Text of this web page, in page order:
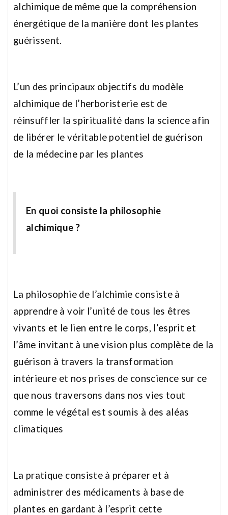
alchimique de même que la compréhension
énergétique de la manière dont les plantes
guérissent.
L’un des principaux objectifs du modèle
alchimique de l’herboristerie est de
réinsuffler la spiritualité dans la science afin
de libérer le véritable potentiel de guérison
de la médecine par les plantes
En quoi consiste la philosophie
alchimique ?
La philosophie de l’alchimie consiste à
apprendre à voir l’unité de tous les êtres
vivants et le lien entre le corps, l’esprit et
l’âme invitant à une vision plus complète de la
guérison à travers la transformation
intérieure et nos prises de conscience sur ce
que nous traversons dans nos vies tout
comme le végétal est soumis à des aléas
climatiques
La pratique consiste à préparer et à
administrer des médicaments à base de
plantes en gardant à l’esprit cette